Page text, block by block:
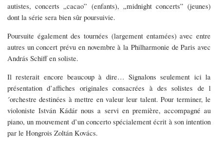
autistes, concerts „cacao” (enfants), „midnight concerts” (jeunes)
dont la série sera bien sûr poursuivie.
Poursuite également des tournées (largement entamées) avec entre
autres un concert prévu en novembre à la Philharmonie de Paris avec
András Schiff en soliste.
Il resterait encore beaucoup à dire… Signalons seulement ici la
présentation d’affiches originales consacrées à des solistes de l
´orchestre destinées à mettre en valeur leur talent. Pour terminer, le
violoniste István Kádár nous a servi en première, accompagné au
piano, un mouvement d’un concerto spécialement écrit à son intention
par le Hongrois Zoltán Kovács.